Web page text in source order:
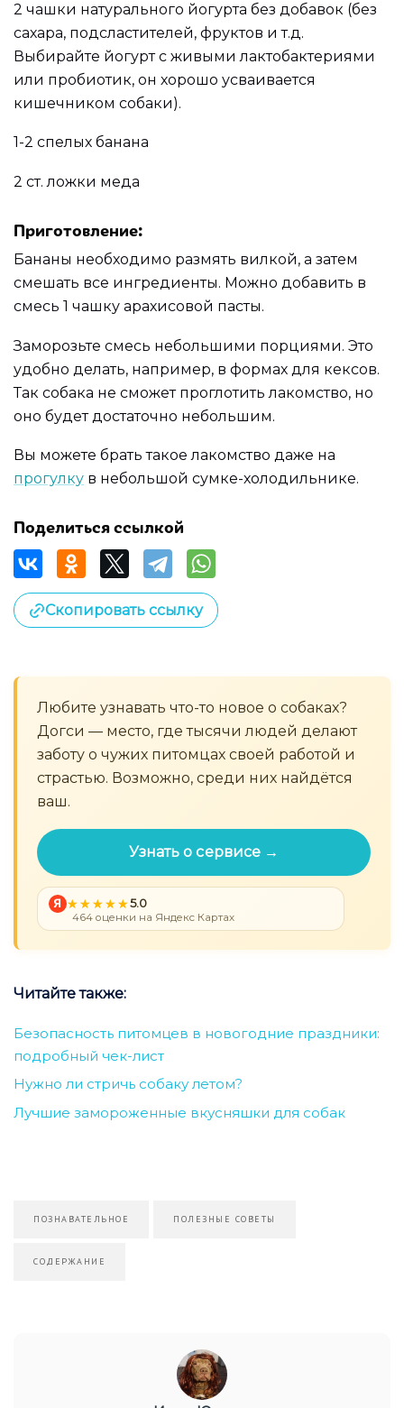
2 чашки натурального йогурта без добавок (без
сахара, подсластителей, фруктов и т.д.
Выбирайте йогурт с живыми лактобактериями
или пробиотик, он хорошо усваивается
кишечником собаки).
1-2 спелых банана
2 ст. ложки меда
Приготовление:
Бананы необходимо размять вилкой, а затем
смешать все ингредиенты. Можно добавить в
смесь 1 чашку арахисовой пасты.
Заморозьте смесь небольшими порциями. Это
удобно делать, например, в формах для кексов.
Так собака не сможет проглотить лакомство, но
оно будет достаточно небольшим.
Вы можете брать такое лакомство даже на
прогулку в небольшой сумке-холодильнике.
Поделиться ссылкой
Скопировать ссылку
Любите узнавать что-то новое о собаках?
Догси — место, где тысячи людей делают
заботу о чужих питомцах своей работой и
страстью. Возможно, среди них найдётся
ваш.
Узнать о сервисе →
Я 5.0
464 оценки на Яндекс Картах
Читайте также:
Безопасность питомцев в новогодние праздники:
подробный чек-лист
Нужно ли стричь собаку летом?
Лучшие замороженные вкусняшки для собак
ПОЗНАВАТЕЛЬНОЕ ПОЛЕЗНЫЕ СОВЕТЫ
СОДЕРЖАНИЕ